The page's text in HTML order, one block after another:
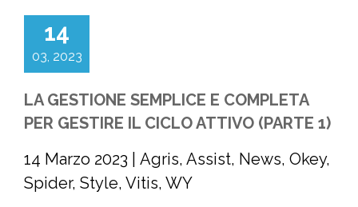
14
03, 2023
LA GESTIONE SEMPLICE E COMPLETA
PER GESTIRE IL CICLO ATTIVO (PARTE 1)
14 Marzo 2023
Agris, Assist, News, Okey,
Spider, Style, Vitis, WY